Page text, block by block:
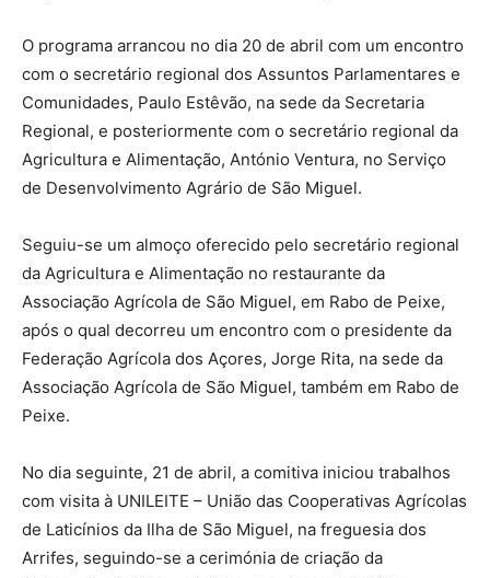
O programa arrancou no dia 20 de abril com um encontro
com o secretário regional dos Assuntos Parlamentares e
Comunidades, Paulo Estêvão, na sede da Secretaria
Regional, e posteriormente com o secretário regional da
Agricultura e Alimentação, António Ventura, no Serviço
de Desenvolvimento Agrário de São Miguel.
Seguiu-se um almoço oferecido pelo secretário regional
da Agricultura e Alimentação no restaurante da
Associação Agrícola de São Miguel, em Rabo de Peixe,
após o qual decorreu um encontro com o presidente da
Federação Agrícola dos Açores, Jorge Rita, na sede da
Associação Agrícola de São Miguel, também em Rabo de
Peixe.
No dia seguinte, 21 de abril, a comitiva iniciou trabalhos
com visita à UNILEITE – União das Cooperativas Agrícolas
de Laticínios da Ilha de São Miguel, na freguesia dos
Arrifes, seguindo-se a cerimónia de criação da